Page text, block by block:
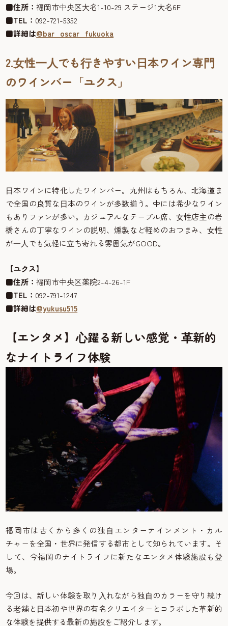
■住所：福岡市中央区⼤名1-10-29 ステージ1⼤名6F
■TEL： 092-721-5352
■詳細は@bar_oscar_fukuoka
2.⼥性⼀⼈でも⾏きやすい⽇本ワイン専⾨
のワインバー「ユクス」
⽇本ワインに特化したワインバー。九州はもちろん、北海道ま
で全国の良質な⽇本のワインが多数揃う。中には希少なワイン
もありファンが多い。カジュアルなテーブル席、⼥性店主の岩
橋さんの丁寧なワインの説明、燻製など軽めのおつまみ、⼥性
が⼀⼈でも気軽に⽴ち寄れる雰囲気がGOOD。
【ユクス】
■住所：福岡市中央区薬院2-4-26-1F
■TEL： 092-791-1247
■詳細は@yukusu515
【エンタメ】⼼躍る新しい感覚・⾰新的
なナイトライフ体験
福岡市は古くから多くの独⾃エンターテインメント・カル
チャーを全国・世界に発信する都市として知られています。そ
して、今福岡のナイトライフに新たなエンタメ体験施設も登
場。
今回は、新しい体験を取り⼊れながら独⾃のカラーを守り続け
る⽼舗と⽇本初や世界の有名クリエイターとコラボした⾰新的
な体験を提供する最新の施設をご紹介します。